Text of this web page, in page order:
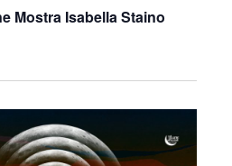
Mostra Isabella Staino